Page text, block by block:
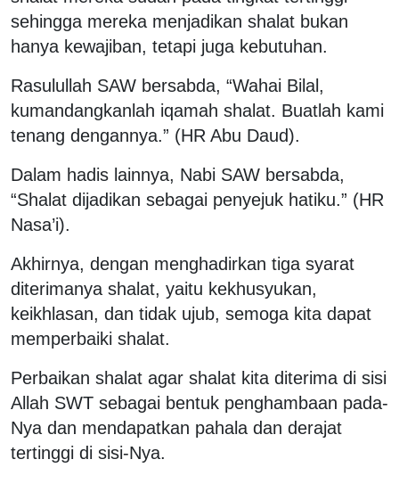
sehingga mereka menjadikan shalat bukan
hanya kewajiban, tetapi juga kebutuhan.
Rasulullah SAW bersabda, “Wahai Bilal,
kumandangkanlah iqamah shalat. Buatlah kami
tenang dengannya.” (HR Abu Daud).
Dalam hadis lainnya, Nabi SAW bersabda,
“Shalat dijadikan sebagai penyejuk hatiku.” (HR
Nasa’i).
Akhirnya, dengan menghadirkan tiga syarat
diterimanya shalat, yaitu kekhusyukan,
keikhlasan, dan tidak ujub, semoga kita dapat
memperbaiki shalat.
Perbaikan shalat agar shalat kita diterima di sisi
Allah SWT sebagai bentuk penghambaan pada-
Nya dan mendapatkan pahala dan derajat
tertinggi di sisi-Nya.